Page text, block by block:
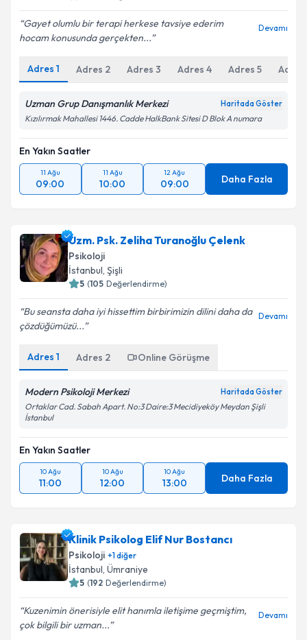
Kişisel verilerimin işlenmesine ilişkin
kapsamda işlenmesini kabul ediyorum.
Takvim Talebini Gönder
Gayet olumlu bir terapi herkese tavsiye ederim
hocam konusunda gerçekten...
Devamı
Adres 1 Adres 2 Adres 3 Adres 4 Adres 5 Adres
Uzman Grup Danışmanlık Merkezi Haritada Göster
Kızılırmak Mahallesi 1446. Cadde HalkBank Sitesi D Blok A numara
En Yakın Saatler
11 Ağu
09:00
11 Ağu
10:00
12 Ağu
09:00 Daha Fazla
Uzm. Psk. Zeliha Turanoğlu Çelenk
Psikoloji
İstanbul, Şişli
5 (105 Değerlendirme)
Bu seansta daha iyi hissettim birbirimizin dilini daha da
çözdüğümüzü...
Devamı
Adres 1 Adres 2 Online Görüşme
Modern Psikoloji Merkezi Haritada Göster
Ortaklar Cad. Sabah Apart. No:3 Daire:3 Mecidiyeköy Meydan Şişli
İstanbul
En Yakın Saatler
10 Ağu
11:00
10 Ağu
12:00
10 Ağu
13:00 Daha Fazla
Klinik Psikolog Elif Nur Bostancı
Psikoloji +1diğer
İstanbul, Ümraniye
5 (192 Değerlendirme)
Kuzenimin önerisiyle elit hanımla iletişime geçmiştim,
çok bilgili bir uzman...
Devamı